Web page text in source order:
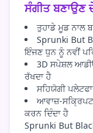
ਸੰਗੀਤ ਬਣਾਉਣ
ਤੁਹਾਡੇ ਮੂਡ ਨਾਲ
Sprunki But
ਇੰਜਣ ਧੁਨ ਨੂੰ ਨਵੀਂ
3D ਸਪੇਸ਼ਲ
ਰੱਖਦਾ ਹੈ
ਸਹਿਯੋਗੀ
ਆਵਾਜ਼-
ਕਰਨ ਦਿੰਦਾ ਹੈ
Sprunki But